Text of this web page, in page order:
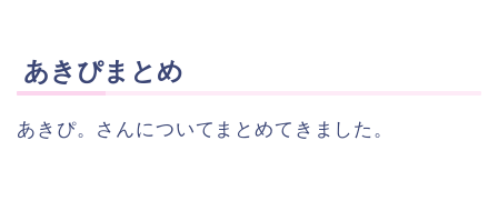
あきぴまとめ
あきぴ。さんについてまとめてきました。